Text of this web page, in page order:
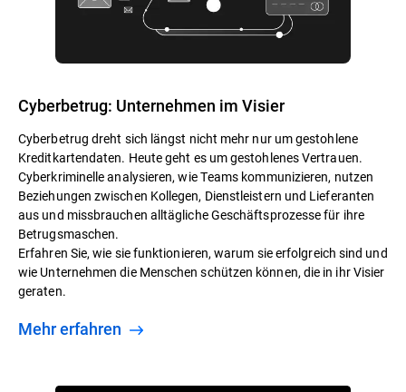
Cyberbetrug: Unternehmen im Visier
Cyberbetrug dreht sich längst nicht mehr nur um gestohlene
Kreditkartendaten. Heute geht es um gestohlenes Vertrauen.
Cyberkriminelle analysieren, wie Teams kommunizieren, nutzen
Beziehungen zwischen Kollegen, Dienstleistern und Lieferanten
aus und missbrauchen alltägliche Geschäftsprozesse für ihre
Betrugsmaschen.
Erfahren Sie, wie sie funktionieren, warum sie erfolgreich sind und
wie Unternehmen die Menschen schützen können, die in ihr Visier
geraten.
Mehr erfahren